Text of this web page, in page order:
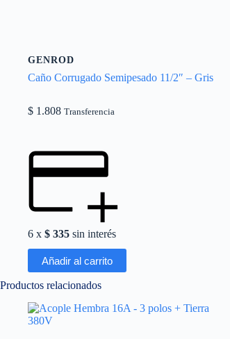
GENROD
Caño Corrugado Semipesado 11/2″ – Gris
$ 1.808 Transferencia
6 x $ 335 sin interés
Añadir al carrito
Productos relacionados